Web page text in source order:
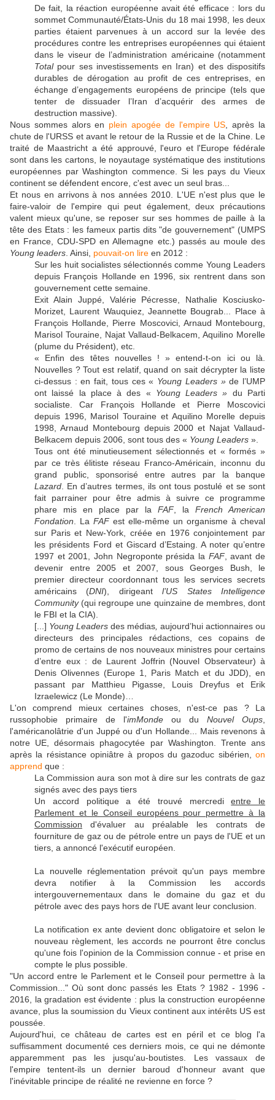
De fait, la réaction européenne avait été efficace : lors du
sommet Communauté/États-Unis du 18 mai 1998, les deux
parties étaient parvenues à un accord sur la levée des
procédures contre les entreprises européennes qui étaient
dans le viseur de l’administration américaine (notamment
Totalpour ses investissements en Iran) et des dispositifs
durables de dérogation au profit de ces entreprises, en
échange d’engagements européens de principe (tels que
tenter de dissuader l’Iran d’acquérir des armes de
destruction massive).
Nous sommes alors en plein apogée de l'empire US , après la
chute de l'URSS et avant le retour de la Russie et de la Chine. Le
traité de Maastricht a été approuvé, l'euro et l'Europe fédérale
sont dans les cartons, le noyautage systématique des institutions
européennes par Washington commence. Si les pays du Vieux
continent se défendent encore, c'est avec un seul bras...
Et nous en arrivons à nos années 2010. L'UE n'est plus que le
faire-valoir de l'empire qui peut également, deux précautions
valent mieux qu'une, se reposer sur ses hommes de paille à la
tête des Etats : les fameux partis dits "de gouvernement" (UMPS
en France, CDU-SPD en Allemagne etc.) passés au moule des
Young leaders . Ainsi, pouvait-on lire en 2012 :
Sur les huit socialistes sélectionnés comme Young Leaders
depuis François Hollande en 1996, six rentrent dans son
gouvernement cette semaine.
Exit Alain Juppé, Valérie Pécresse, Nathalie Kosciusko-
Morizet, Laurent Wauquiez, Jeannette Bougrab... Place à
François Hollande, Pierre Moscovici, Arnaud Montebourg,
Marisol Touraine, Najat Vallaud-Belkacem, Aquilino Morelle
(plume du Président), etc.
« Enfin des têtes nouvelles ! » entend-t-on ici ou là.
Nouvelles ? Tout est relatif, quand on sait décrypter la liste
ci-dessus : en fait, tous ces « Young Leaders »de l’UMP
ont laissé la place à des « Young Leaders » du Parti
socialiste. Car François Hollande et Pierre Moscovici
depuis 1996, Marisol Touraine et Aquilino Morelle depuis
1998, Arnaud Montebourg depuis 2000 et Najat Vallaud-
Belkacem depuis 2006, sont tous des « Young Leaders ».
Tous ont été minutieusement sélectionnés et « formés »
par ce très élitiste réseau Franco-Américain, inconnu du
grand public, sponsorisé entre autres par la banque
Lazard . En d’autres termes, ils ont tous postulé et se sont
fait parrainer pour être admis à suivre ce programme
phare mis en place par la FAF , la French American
Fondation . La FAF est elle-même un organisme à cheval
sur Paris et New-York, créée en 1976 conjointement par
les présidents Ford et Giscard d’Estaing. A noter qu’entre
1997 et 2001, John Negroponte présida la FAF, avant de
devenir entre 2005 et 2007, sous Georges Bush, le
premier directeur coordonnant tous les services secrets
américains (DNI), dirigeantl’US States Intelligence
Community(qui regroupe une quinzaine de membres, dont
le FBI et la CIA).
[...] Young Leaders des médias aujourd’hui actionnaires ou
directeurs des principales rédactions, ces copains de
promo de certains de nos nouveaux ministres pour certains
d’entre eux : de Laurent Joffrin (Nouvel Observateur) à
Denis Olivennes (Europe 1, Paris Match et du JDD), en
passant par Matthieu Pigasse, Louis Dreyfus et Erik
Izraelewicz (Le Monde)…
L'on comprend mieux certaines choses, n'est-ce pas ? La
russophobie primaire de l'imMonde ou du Nouvel Oups
l'américanolâtrie d'un Juppé ou d'un Hollande... Mais revenons à
notre UE, désormais phagocytée par Washington. Trente ans
après la résistance opiniâtre à propos du gazoduc sibérien, on
apprend que :
La Commission aura son mot à dire sur les contrats de gaz
signés avec des pays tiers
Un accord politique a été trouvé mercredientre le
Parlement et le Conseil européens pour permettre à la
Commission d'évaluer au préalable les contrats de
fourniture de gaz ou de pétrole entre un pays de l'UE et un
tiers, a annoncé l'exécutif européen.
La nouvelle réglementation prévoit qu'un pays membre
devra notifier à la Commission les accords
intergouvernementaux dans le domaine du gaz et du
pétrole avec des pays hors de l'UE avant leur conclusion.
La notification ex ante devient donc obligatoire et selon le
nouveau règlement, les accords ne pourront être conclus
qu'une fois l'opinion de la Commission connue - et prise en
compte le plus possible.
"Un accord entre le Parlement et le Conseil pour permettre à la
Commission..." Où sont donc passés les Etats ? 1982 - 1996 -
2016, la gradation est évidente : plus la construction européenne
avance, plus la soumission du Vieux continent aux intérêts US est
poussée.
Aujourd'hui, ce château de cartes est en péril et ce blog l'a
suffisamment documenté ces derniers mois, ce qui ne démonte
apparemment pas les jusqu'au-boutistes. Les vassaux de
l'empire tentent-ils un dernier baroud d'honneur avant que
l'inévitable principe de réalité ne revienne en force ?